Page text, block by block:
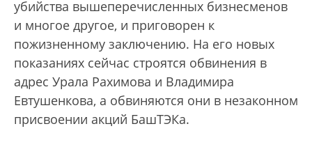
убийства вышеперечисленных бизнесменов
и многое другое, и приговорен к
пожизненному заключению. На его новых
показаниях сейчас строятся обвинения в
адрес Урала Рахимова и Владимира
Евтушенкова, а обвиняются они в незаконном
присвоении акций БашТЭКа.